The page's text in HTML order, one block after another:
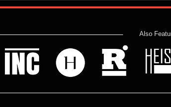
Also